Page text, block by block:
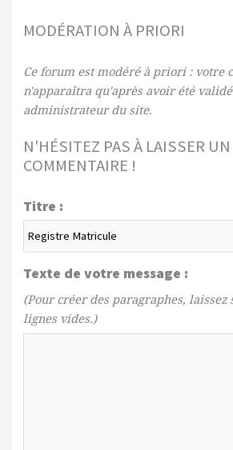
MODÉRATION À PRIORI
Ce forum est modéré à priori : votre
n'apparaîtra qu'après avoir été
administrateur du site.
N'HÉSITEZ PAS À LAISSER UN
COMMENTAIRE !
Titre :
Texte de votre message :
(Pour créer des paragraphes,
lignes vides.)